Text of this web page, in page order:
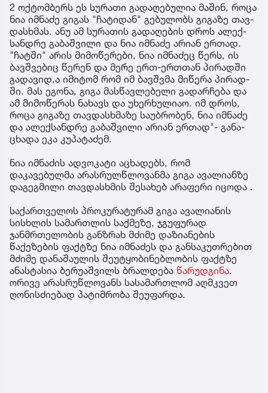
2 ოქ­ტომ­ბერს ეს სუ­რა­თი გა­და­ღე­ბუ­ლია მა­შინ, როცა
ნია იმ­ნა­ძე გი­გას "ჩა­ტი­დან" გე­ბუ­ლობს გი­გა­ზე თავ­
დას­ხმას. ანუ ამ სუ­რა­თის გა­და­ღე­ბის დროს ალექ­
სან­დრე გა­ბაშ­ვი­ლი და ნია იმ­ნა­ძე არი­ან ერ­თად.
"ჩატ­ში" არის მი­მო­წე­რე­ბი, ნია იმ­ნა­ძეც წერს, ის
ბავ­შვე­ბიც წე­რენ და მერე ერთ-ერ­თთან პი­რად­ში
გა­და­ვი­დ,ა იმი­ტომ რომ იმ ბავ­შვმა მი­წე­რა პი­რად­
ში. მას ეგო­ნა, გიგა მას­წავ­ლე­ბე­ლი გა­დარ­ჩე­ბა და
ამ მი­მო­წე­რას ნა­ხავს და უხერ­ხუ­ლი­აო. იმ დროს,
როცა გი­გა­ზე თავ­დას­ხმა­ზე სა­უბ­რო­ბენ, ნია იმ­ნა­ძე
და ალექ­სან­დრე გა­ბაშ­ვი­ლი არი­ან ერ­თად"- გა­ნა­
ცხა­და ეკა კუ­პა­ტა­ძემ.
ნია იმნაძის ადვოკატი აცხადებს, რომ
დაკავებულმა არასრულწლოვანმა გიგა ავალიანზე
დაგეგმილი თავდასხმის შესახებ არაფერი იცოდა .
საქართველოს პროკურატურამ გიგა ავალიანის
სისხლის სამართლის საქმეზე, ჯგუფურად
ჯანმრთელობის განზრახ მძიმე დაზიანების
წაქეზების ფაქტზე ნია იმნაძეს და განსაკუთრებით
მძიმე დანაშაულის შეუტყობინებლობის ფაქტზე
ანასტასია ბერუაშვილს ბრალდება წარუდგინა.
ორივე არასრუწლოვანს სასამართლომ აღმკვეთ
ღონისძიებად პატიმრობა შეუფარდა.